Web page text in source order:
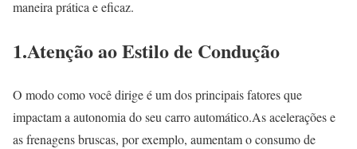
maneira prática e eficaz.
1.Atenção ao Estilo de Condução
O modo como você dirige é um dos principais fatores que
impactam a autonomia do seu carro automático.As acelerações e
as frenagens bruscas, por exemplo, aumentam o consumo de